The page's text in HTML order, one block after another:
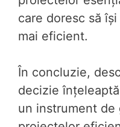
care doresc să
mai eficient.
În concluzie,
decizie
un instrument de